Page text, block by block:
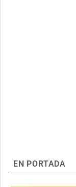
EN PORTADA